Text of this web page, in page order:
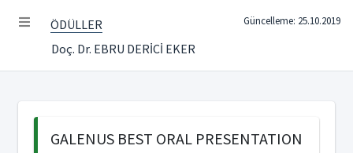
ÖDÜLLER
Doç. Dr. EBRU DERİCİ EKER
Güncelleme: 25.10.2019
GALENUS BEST ORAL PRESENTATION